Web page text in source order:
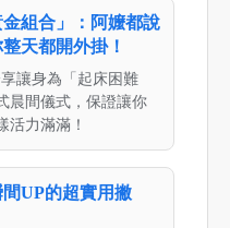
組合」：阿嬤都說
天都開外掛！
讓身為「起床困難
晨間儀式，保證讓你
活力滿滿！
UP的超實用撇